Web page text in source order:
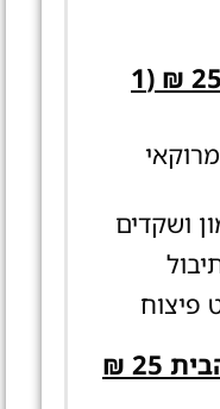
מנה ראשונה מן הים 25 ₪ (1
ושקדים
פיצוח
מנה ראשונה מאפה הבית 25 ₪